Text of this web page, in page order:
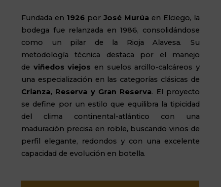
Fundada en 1926 porJosé Murúaen Elciego, la
bodega fue relanzada en 1986, consolidándose
como un pilar de la Rioja Alavesa. Su
metodología técnica destaca por el manejo
de viñedos viejos en suelos arcillo-calcáreos y
una especialización en las categorías clásicas de
Crianza, Reserva y Gran Reserva. El proyecto
se define por un estilo que equilibra la tipicidad
del clima continental-atlántico con una
maduración precisa en roble, buscando vinos de
perfil elegante, redondos y con una excelente
capacidad de evolución en botella.